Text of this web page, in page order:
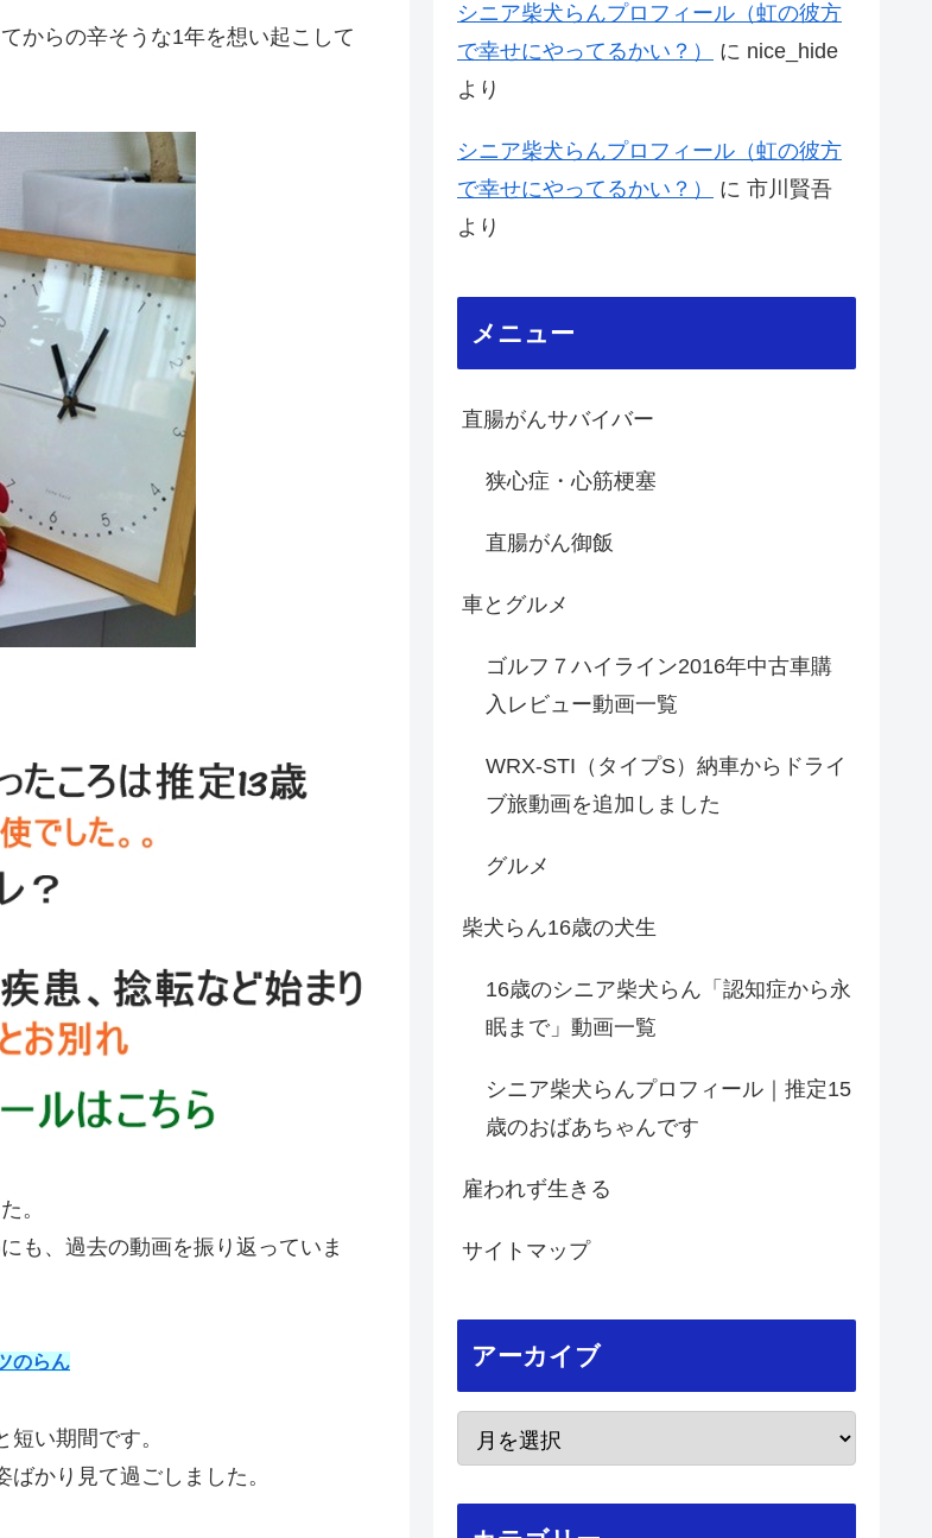
からの辛そうな1年を想い起こして
。
も、過去の動画を振り返っていま
のらん
い期間です。
かり見て過ごしました。
シニア柴犬らんプロフィール（虹の彼方
で幸せにやってるかい？）
に nice_hide
より
シニア柴犬らんプロフィール（虹の彼方
で幸せにやってるかい？）
に 市川賢吾
より
メニュー
直腸がんサバイバー
狭心症・心筋梗塞
直腸がん御飯
車とグルメ
ゴルフ７ハイライン2016年中古車購
入レビュー動画一覧
WRX-STI（タイプS）納車からドライ
ブ旅動画を追加しました
グルメ
柴犬らん16歳の犬生
16歳のシニア柴犬らん「認知症から永
眠まで」動画一覧
シニア柴犬らんプロフィール｜推定15
歳のおばあちゃんです
雇われず生きる
サイトマップ
アーカイブ